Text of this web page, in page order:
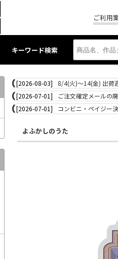
ご利用
キーワード検索
[2026-08-03]
8/4(火)～14(金) 出荷
[2026-07-01]
ご注文確定メールの
[2026-07-01]
コンビニ・ペイジー
よふかしのうた